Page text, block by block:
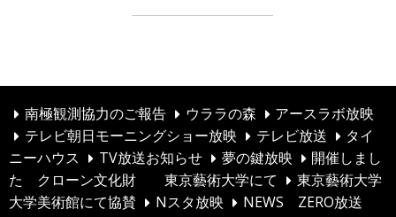
ナ
ビ
ゲ
ー
シ
南極観測協力のご報告 ウララの森
アースラボ放映
テレビ朝日モーニングショー放映
テレビ放送
タイ
ニーハウス
TV放送お知らせ 夢の鍵放映
開催しまし
た クローン文化財 東京藝術大学にて
東京藝術大学
大学美術館にて協賛
Nスタ放映 NEWS ZERO放送